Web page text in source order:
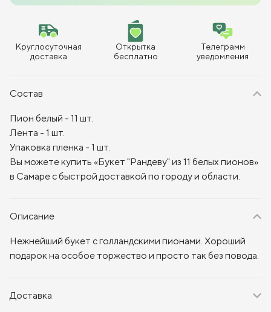
Круглосуточная
доставка
Открытка
бесплатно
Телеграмм
уведомления
Состав
Пион белый - 11 шт.
Лента - 1 шт.
Упаковка пленка - 1 шт.
Вы можете купить «Букет "Рандеву" из 11 белых пионов»
в Самаре с быстрой доставкой по городу и области.
Описание
Нежнейший букет с голландскими пионами. Хороший
подарок на особое торжество и просто так без повода.
Доставка